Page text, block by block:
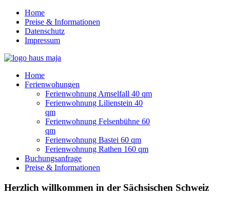
Home
Preise & Informationen
Datenschutz
Impressum
Home
Ferienwohungen
Ferienwohnung Amselfall 40 qm
Ferienwohnung Lilienstein 40
qm
Ferienwohnung Felsenbühne 60
qm
Ferienwohnung Bastei 60 qm
Ferienwohnung Rathen 160 qm
Buchungsanfrage
Preise & Informationen
Herzlich willkommen in der Sächsischen Schweiz